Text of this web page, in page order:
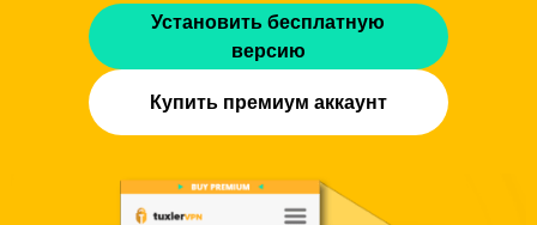
Установить бесплатную
версию
Купить премиум аккаунт